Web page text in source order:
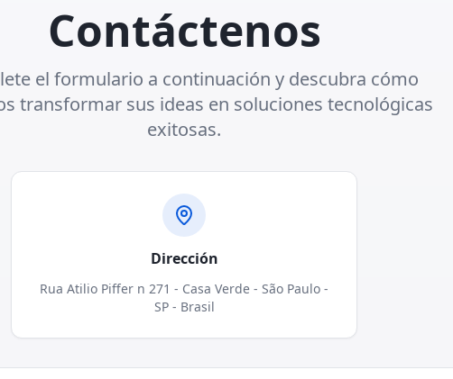
Contáctenos
el formulario a continuación y descubra cómo
transformar sus ideas en soluciones tecnológicas
exitosas.
Dirección
Rua Atilio Piffer n 271 - Casa Verde - São Paulo -
SP - Brasil